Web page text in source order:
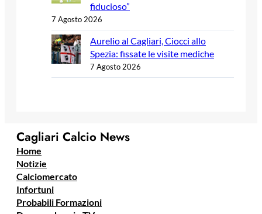
fiducioso”
7 Agosto 2026
Aurelio al Cagliari, Ciocci allo
Spezia: fissate le visite mediche
7 Agosto 2026
Cagliari Calcio News
Home
Notizie
Calciomercato
Infortuni
Probabili Formazioni